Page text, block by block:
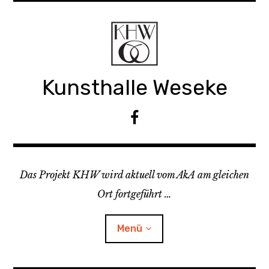
Kunsthalle Weseke
c
b
o
k
Das Projekt KHW wird aktuell vom AkA am gleichen
Ort fortgeführt …
Menü